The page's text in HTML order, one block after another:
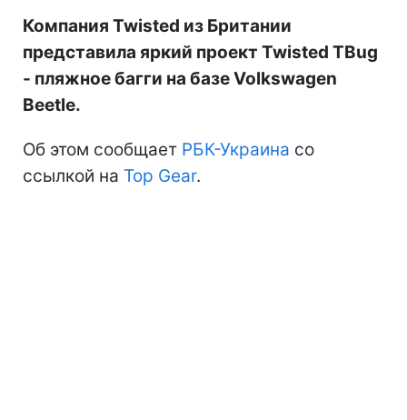
Компания Twisted из Британии
представила яркий проект Twisted TBug
- пляжное багги на базе Volkswagen
Beetle.
Об этом сообщает РБК-Украина со
ссылкой на Top Gear.